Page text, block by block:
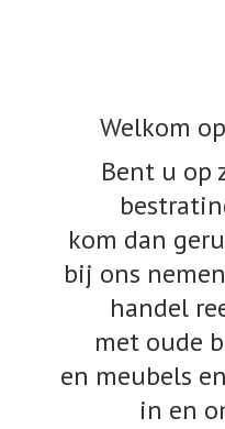
Welkom
Bent u op
kom dan
bij ons
handel
met oude
en meubels
in en